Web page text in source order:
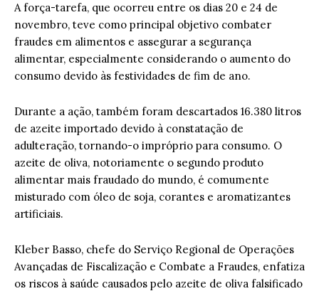
A força-tarefa, que ocorreu entre os dias 20 e 24 de
novembro, teve como principal objetivo combater
fraudes em alimentos e assegurar a segurança
alimentar, especialmente considerando o aumento do
consumo devido às festividades de fim de ano.
Durante a ação, também foram descartados 16.380 litros
de azeite importado devido à constatação de
adulteração, tornando-o impróprio para consumo. O
azeite de oliva, notoriamente o segundo produto
alimentar mais fraudado do mundo, é comumente
misturado com óleo de soja, corantes e aromatizantes
artificiais.
Kleber Basso, chefe do Serviço Regional de Operações
Avançadas de Fiscalização e Combate a Fraudes, enfatiza
os riscos à saúde causados pelo azeite de oliva falsificado